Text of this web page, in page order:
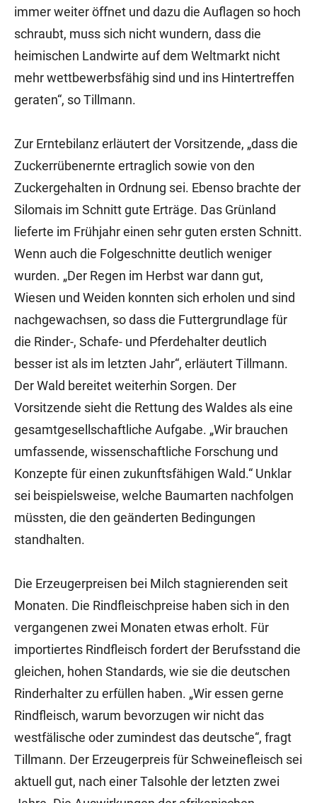
immer weiter öffnet und dazu die Auflagen so hoch
schraubt, muss sich nicht wundern, dass die
heimischen Landwirte auf dem Weltmarkt nicht
mehr wettbewerbsfähig sind und ins Hintertreffen
geraten“, so Tillmann.
Zur Erntebilanz erläutert der Vorsitzende, „dass die
Zuckerrübenernte ertraglich sowie von den
Zuckergehalten in Ordnung sei. Ebenso brachte der
Silomais im Schnitt gute Erträge. Das Grünland
lieferte im Frühjahr einen sehr guten ersten Schnitt.
Wenn auch die Folgeschnitte deutlich weniger
wurden. „Der Regen im Herbst war dann gut,
Wiesen und Weiden konnten sich erholen und sind
nachgewachsen, so dass die Futtergrundlage für
die Rinder-, Schafe- und Pferdehalter deutlich
besser ist als im letzten Jahr“, erläutert Tillmann.
Der Wald bereitet weiterhin Sorgen. Der
Vorsitzende sieht die Rettung des Waldes als eine
gesamtgesellschaftliche Aufgabe. „Wir brauchen
umfassende, wissenschaftliche Forschung und
Konzepte für einen zukunftsfähigen Wald.“ Unklar
sei beispielsweise, welche Baumarten nachfolgen
müssten, die den geänderten Bedingungen
standhalten.
Die Erzeugerpreisen bei Milch stagnierenden seit
Monaten. Die Rindfleischpreise haben sich in den
vergangenen zwei Monaten etwas erholt. Für
importiertes Rindfleisch fordert der Berufsstand die
gleichen, hohen Standards, wie sie die deutschen
Rinderhalter zu erfüllen haben. „Wir essen gerne
Rindfleisch, warum bevorzugen wir nicht das
westfälische oder zumindest das deutsche“, fragt
Tillmann. Der Erzeugerpreis für Schweinefleisch sei
aktuell gut, nach einer Talsohle der letzten zwei